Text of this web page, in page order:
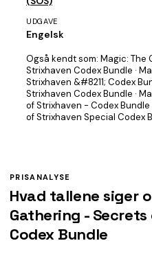
UDGAVE
Engelsk
Også kendt som: Magic: The
Strixhaven Codex Bundle ·
Strixhaven &#8211; Codex
Strixhaven Codex Bundle ·
of Strixhaven - Codex
of Strixhaven Special Codex
PRISANALYSE
Hvad tallene siger
Gathering -
Codex Bundle